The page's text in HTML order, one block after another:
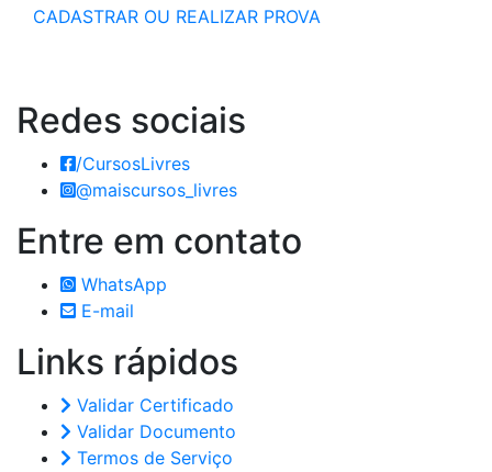
CADASTRAR OU REALIZAR PROVA
Redes sociais
/CursosLivres
@maiscursos_livres
Entre em contato
WhatsApp
E-mail
Links rápidos
Validar Certificado
Validar Documento
Termos de Serviço